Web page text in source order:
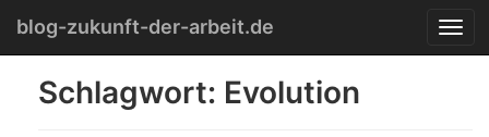
Menu
content
T
o
blog-zukunft-der-arbeit.de
Schlagwort: Evolution